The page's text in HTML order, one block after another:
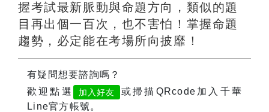
握考試最新脈動與命題方向，類似的題
目再出個一百次，也不害怕！掌握命題
趨勢，必定能在考場所向披靡！
有疑問想要諮詢嗎？
歡迎點選
加入好友
或掃描QRcode加入千華
Line官方帳號。